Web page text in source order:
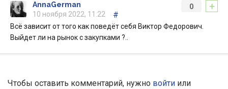
+
0
AnnaGerman
10 ноября 2022, 11:22
#
Всё зависит от того как поведёт себя Виктор Федорович.
Выйдет ли на рынок с закупками ?..
Чтобы оставить комментарий, нужно войти или